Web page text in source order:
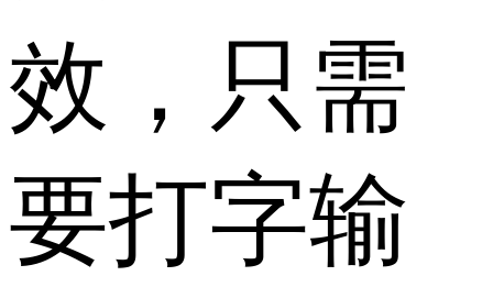
效，只需
要打字输